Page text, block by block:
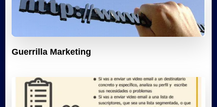
Guerrilla Marketing